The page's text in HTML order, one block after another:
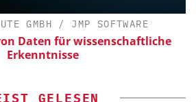
GMBH / JMP SOFTWARE
Daten für wissenschaftliche
Erkenntnisse
GELESEN